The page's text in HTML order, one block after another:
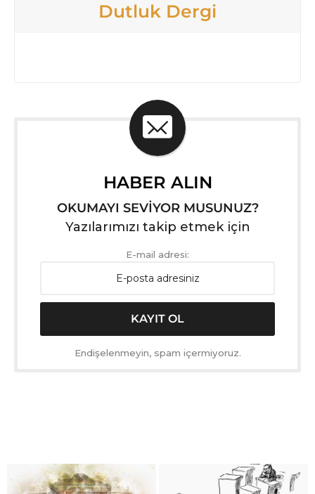
Dutluk Dergi
HABER ALIN
OKUMAYI SEVİYOR MUSUNUZ?
Yazılarımızı takip etmek için
E-mail adresi:
Endişelenmeyin, spam içermiyoruz.